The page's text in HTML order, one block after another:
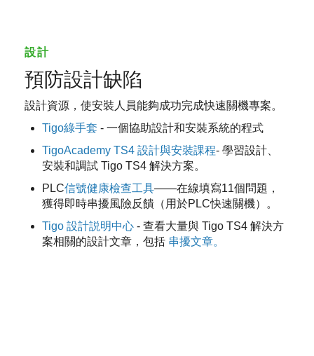
設計
預防設計缺陷
設計資源，使安裝人員能夠成功完成快速關機專案。
Tigo綠手套 - 一個協助設計和安裝系統的程式
TigoAcademy TS4 設計與安裝課程- 學習設計、
安裝和調試 Tigo TS4 解決方案。
PLC信號健康檢查工具——在線填寫11個問題，
獲得即時串擾風險反饋（用於PLC快速關機）。
Tigo 設計説明中心- 查看大量與 Tigo TS4 解決方
案相關的設計文章，包括 串擾文章。